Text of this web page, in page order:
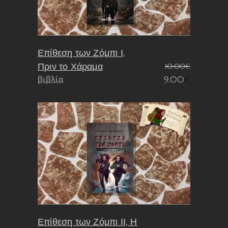
Επίθεση των Ζόμπι Ι,
Πριν το Χάραμα
10.00€
Original
was:
10.00€.
9.00
τιμή
είναι:
9.00€.
βιβλία
Επίθεση των Ζόμπι ΙΙ, Η